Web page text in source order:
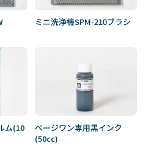
ミニ洗浄機SPM-210ブラシ
ム(10
ページワン専用黒インク
(50cc)